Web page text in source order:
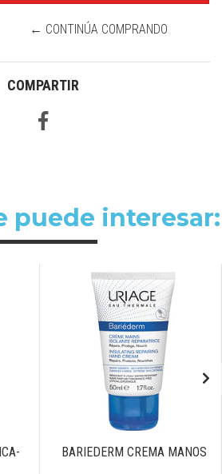
← CONTINÚA COMPRANDO
COMPARTIR
puede interesar:
BARIEDERM CREMA MANOS